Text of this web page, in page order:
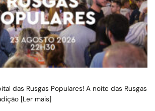
das Rusgas Populares! A noite das Rusgas
[Ler mais]